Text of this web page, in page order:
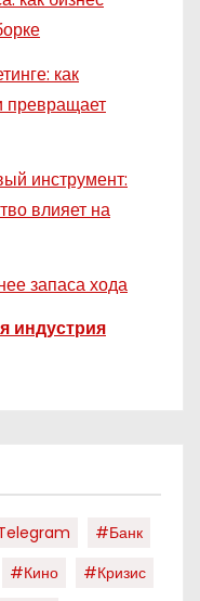
как
превращает
инструмент:
влияет на
запаса хода
индустрия
#банк
#кино
#кризис